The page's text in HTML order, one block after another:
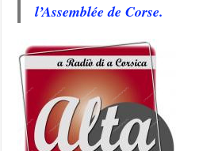
l’Assemblée de Corse.